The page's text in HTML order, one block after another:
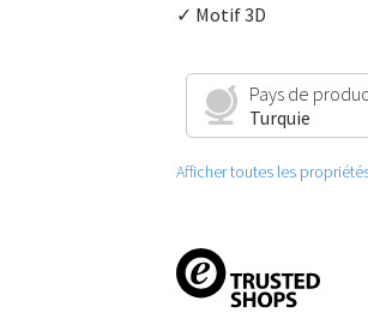
✓ Motif 3D
Pays de
Turquie
Afficher toutes les